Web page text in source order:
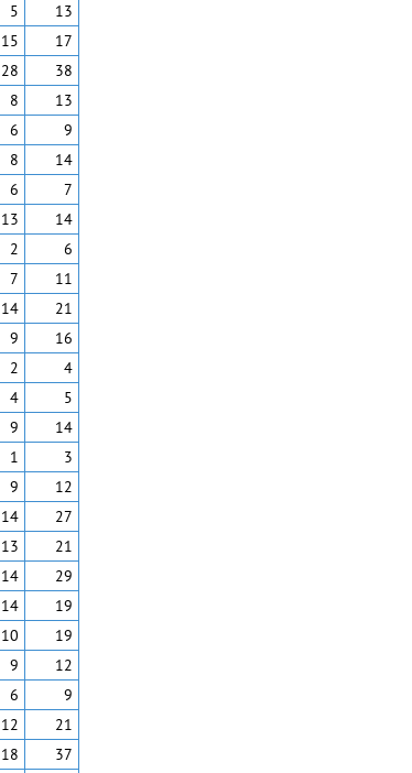
5
13
15 17
28
38
8
13
6 9
8
14
6
7
13 14
2
6
7
11
14 21
9
16
2
4
4 5
9
14
1
3
9 12
14
27
13
21
14 29
14
19
10
19
9 12
6
9
12
21
18 37